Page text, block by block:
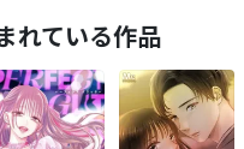
れている作品